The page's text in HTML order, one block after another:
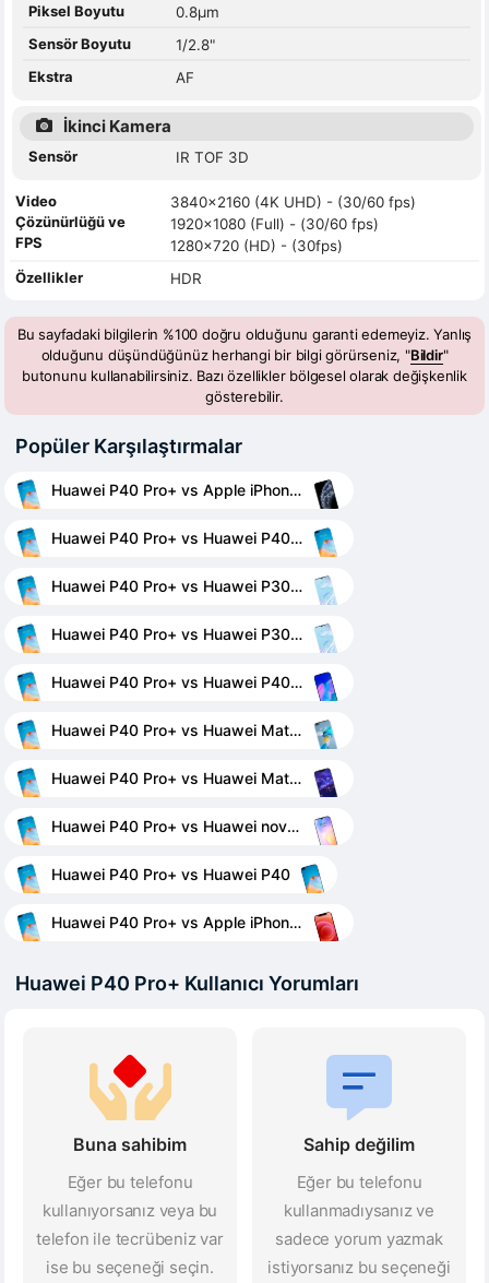
Piksel Boyutu
0.8µm
Sensör Boyutu
1/2.8"
Ekstra
AF
İkinci Kamera
Sensör IR TOF 3D
Video
Çözünürlüğü ve
FPS
3840x2160 (4K UHD) - (30/60 fps)
1920x1080 (Full) - (30/60 fps)
1280x720 (HD) - (30fps)
Özellikler
HDR
Bu sayfadaki bilgilerin %100 doğru olduğunu garanti edemeyiz. Yanlış
olduğunu düşündüğünüz herhangi bir bilgi görürseniz, "Bildir"
butonunu kullanabilirsiniz. Bazı özellikler bölgesel olarak değişkenlik
gösterebilir.
Popüler Karşılaştırmalar
Huawei P40 Pro+ vs Apple iPhone 11 Pro Max
Huawei P40 Pro+ vs Huawei P40 Pro
Huawei P40 Pro+ vs Huawei P30 Pro New Edition
Huawei P40 Pro+ vs Huawei P30 Pro
Huawei P40 Pro+ vs Huawei P40 lite E
Huawei P40 Pro+ vs Huawei Mate 40 Pro+
Huawei P40 Pro+ vs Huawei Mate 20 lite
Huawei P40 Pro+ vs Huawei nova 8 SE
Huawei P40 Pro+ vs Huawei P40
Huawei P40 Pro+ vs Apple iPhone 12 mini
Huawei P40 Pro+ Kullanıcı Yorumları
Buna sahibim
Eğer bu telefonu
kullanıyorsanız veya bu
telefon ile tecrübeniz var
ise bu seçeneği seçin.
Sahip değilim
Eğer bu telefonu
kullanmadıysanız ve
sadece yorum yazmak
istiyorsanız bu seçeneği